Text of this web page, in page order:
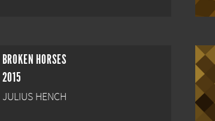
BROKEN HORSES
2015
JULIUS HENCH